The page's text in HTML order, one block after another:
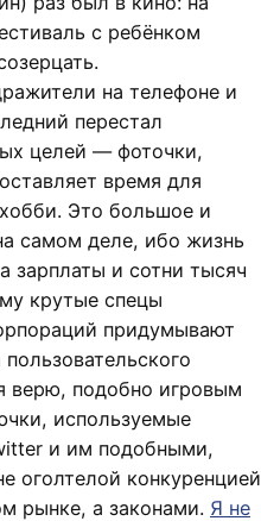
с ребёнком
на телефоне и
перестал
целей — фоточки,
время для
Это большое и
самом деле, ибо жизнь
зарплаты и сотни тысяч
крутые спецы
придумывают
верю, подобно игровым
используемые
и им подобными,
оголтелой конкуренцией
рынке, а законами. Я не